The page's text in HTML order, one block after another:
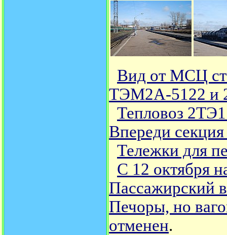
Вид от МСЦ
ТЭМ2А-5122 и
Тепловоз
Впереди
Тележки для
С 12 октября
Пассажирский
Печоры, но
отменен.